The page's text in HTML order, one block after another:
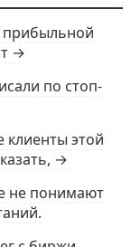
прибыльной
→
по стоп-
этой
→
не понимают